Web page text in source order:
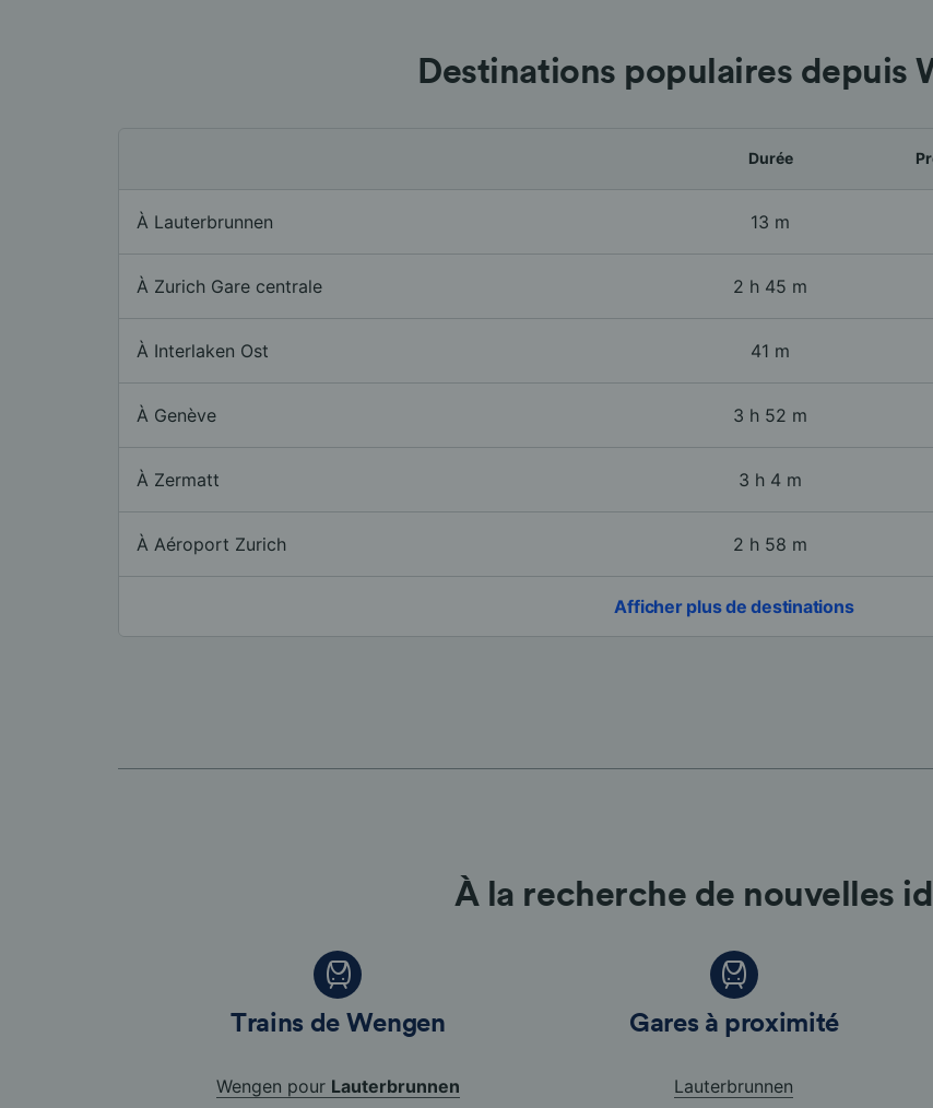
Destinations populaires depuis
Durée
À Lauterbrunnen 13 m
À Zurich Gare centrale 2 h 45 m
À Interlaken Ost 41 m
À Genève 3 h 52 m
À Zermatt 3 h 4 m
À Aéroport Zurich 2 h 58 m
Afficher plus de destinations
À la recherche de nouvelles
Trains de Wengen
Wengen pour Lauterbrunnen
Gares à proximité
Lauterbrunnen